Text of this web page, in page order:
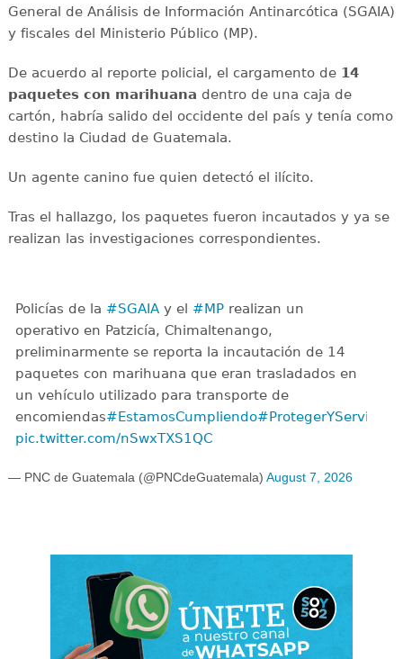
General de Análisis de Información Antinarcótica (SGAIA)
y fiscales del Ministerio Público (MP).
De acuerdo al reporte policial, el cargamento de 14
paquetes con marihuana dentro de una caja de
cartón, habría salido del occidente del país y tenía como
destino la Ciudad de Guatemala.
Un agente canino fue quien detectó el ilícito.
Tras el hallazgo, los paquetes fueron incautados y ya se
realizan las investigaciones correspondientes.
Policías de la #SGAIAy el #MPrealizan un
operativo en Patzicía, Chimaltenango,
preliminarmente se reporta la incautación de 14
paquetes con marihuana que eran trasladados en
un vehículo utilizado para transporte de
encomiendas#EstamosCumpliendo#ProtegerYServir
pic.twitter.com/nSwxTXS1QC
— PNC de Guatemala (@PNCdeGuatemala) August 7, 2026